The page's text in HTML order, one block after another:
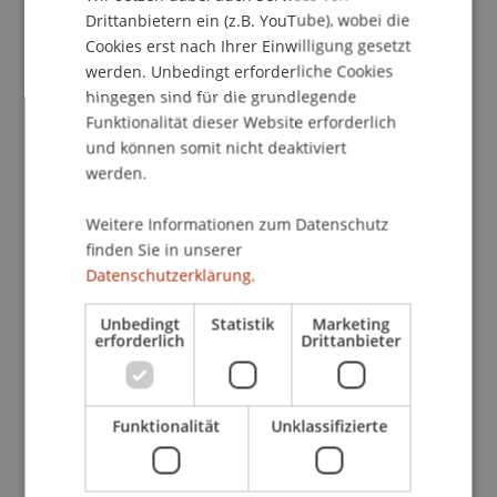
multikulturelle Wohnheim besser kennen zu
lernen. Zudem bieten die Bewohner aus über 30
verschiedenen Ländern der Welt einen Einblick in
die jeweiligen Weihnachtstraditionen ihrer
Heimat. Die Küchen auf allen Etagen des
Wohnheims verwandeln sich bereits Ende
November in "Christmas Cookies Factories".
Kulturelle Vielfalt mitten in Liechtenstein
Das Studierendenwohnheim der Universität
Liechtenstein bietet 72 Wohnmöglichkeiten für
Studierende aus aller Welt. Derzeit sind alle Plätze
belegt mit Menschen aus 34 unterschiedlichen
Nationen darunter U.S.A., Südkorea, Brasilien,
Belgien, Deutschland und Litauen. Viele
Gaststudierende kommen für ein bis zwei
Semester von Partneruniversitäten wie der
Universität National Chengi aus Taiwan oder der
Drittanbietern ein (z.B. YouTube), wobei die
Cookies erst nach Ihrer Einwilligung gesetzt
werden. Unbedingt erforderliche Cookies
hingegen sind für die grundlegende
Funktionalität dieser Website erforderlich
und können somit nicht deaktiviert
werden.
Weitere Informationen zum Datenschutz
finden Sie in unserer
Datenschutzerklärung.
Unbedingt
erforderlich
Statistik Marketing
Drittanbieter
Funktionalität Unklassifizierte